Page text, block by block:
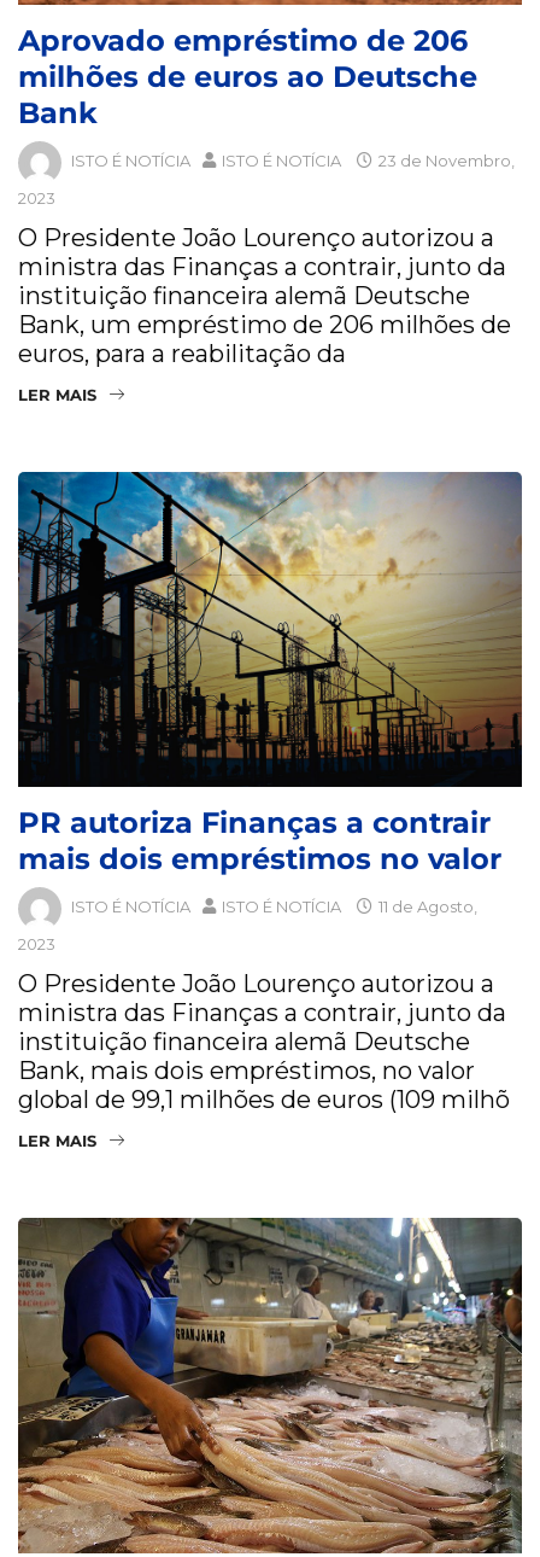
Aprovado empréstimo de 206
milhões de euros ao Deutsche
Bank
ISTO É NOTÍCIA ISTO É NOTÍCIA
23 de Novembro,
2023
O Presidente João Lourenço autorizou a
ministra das Finanças a contrair, junto da
instituição financeira alemã Deutsche
Bank, um empréstimo de 206 milhões de
euros, para a reabilitação da
LER MAIS
PR autoriza Finanças a contrair
mais dois empréstimos no valor
ISTO É NOTÍCIA ISTO É NOTÍCIA
11 de Agosto,
2023
O Presidente João Lourenço autorizou a
ministra das Finanças a contrair, junto da
instituição financeira alemã Deutsche
Bank, mais dois empréstimos, no valor
global de 99,1 milhões de euros (109 milhõ
LER MAIS